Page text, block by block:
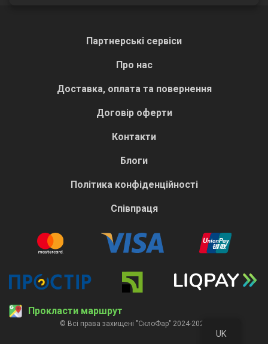
UK
Партнерські сервіси
Про нас
Доставка, оплата та повернення
Договір оферти
Контакти
Блоги
Політика конфіденційності
Співпраця
Прокласти маршрут
© Всі права захищені "СклоФар" 2024-2026